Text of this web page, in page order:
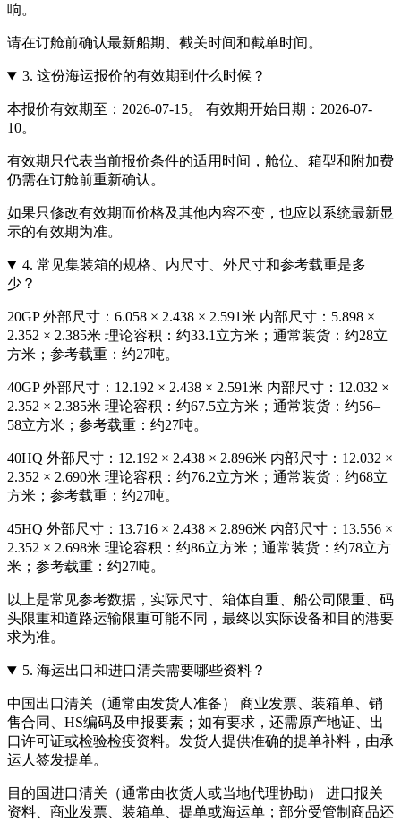
响。
请在订舱前确认最新船期、截关时间和截单时间。
3. 这份海运报价的有效期到什么时候？
本报价有效期至：2026-07-15。 有效期开始日期：2026-07-
10。
有效期只代表当前报价条件的适用时间，舱位、箱型和附加费
仍需在订舱前重新确认。
如果只修改有效期而价格及其他内容不变，也应以系统最新显
示的有效期为准。
4. 常见集装箱的规格、内尺寸、外尺寸和参考载重是多
少？
20GP 外部尺寸：6.058 × 2.438 × 2.591米 内部尺寸：5.898 ×
2.352 × 2.385米 理论容积：约33.1立方米；通常装货：约28立
方米；参考载重：约27吨。
40GP 外部尺寸：12.192 × 2.438 × 2.591米 内部尺寸：12.032 ×
2.352 × 2.385米 理论容积：约67.5立方米；通常装货：约56–
58立方米；参考载重：约27吨。
40HQ 外部尺寸：12.192 × 2.438 × 2.896米 内部尺寸：12.032 ×
2.352 × 2.690米 理论容积：约76.2立方米；通常装货：约68立
方米；参考载重：约27吨。
45HQ 外部尺寸：13.716 × 2.438 × 2.896米 内部尺寸：13.556 ×
2.352 × 2.698米 理论容积：约86立方米；通常装货：约78立方
米；参考载重：约27吨。
以上是常见参考数据，实际尺寸、箱体自重、船公司限重、码
头限重和道路运输限重可能不同，最终以实际设备和目的港要
求为准。
5. 海运出口和进口清关需要哪些资料？
中国出口清关（通常由发货人准备） 商业发票、装箱单、销
售合同、HS编码及申报要素；如有要求，还需原产地证、出
口许可证或检验检疫资料。发货人提供准确的提单补料，由承
运人签发提单。
目的国进口清关（通常由收货人或当地代理协助） 进口报关
资料、商业发票、装箱单、提单或海运单；部分受管制商品还